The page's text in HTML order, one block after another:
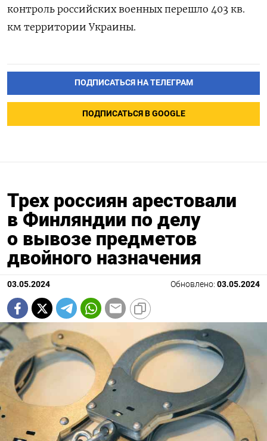
контроль российских военных перешло 403 кв.
км территории Украины.
ПОДПИСАТЬСЯ НА ТЕЛЕГРАМ
ПОДПИСАТЬСЯ В GOOGLE
Трех россиян арестовали
в Финляндии по делу
о вывозе предметов
двойного назначения
03.05.2024 Обновлено: 03.05.2024